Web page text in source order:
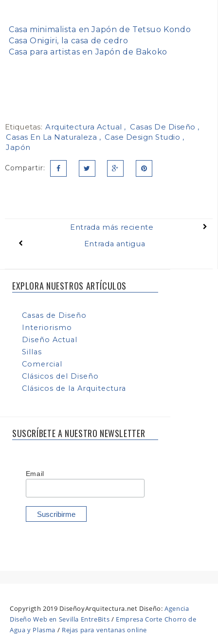
Casa minimalista en Japón de Tetsuo Kondo
Casa Onigiri, la casa de cedro
Casa para artistas en Japón de Bakoko
Etiquetas: Arquitectura Actual
Casas De Diseño
Casas En La Naturaleza
Case Design Studio
Japón
Compartir:
Entrada más reciente
Entrada antigua
EXPLORA NUESTROS ARTÍCULOS
Casas de Diseño
Interiorismo
Diseño Actual
Sillas
Comercial
Clásicos del Diseño
Clásicos de la Arquitectura
SUSCRÍBETE A NUESTRO NEWSLETTER
Email
Copyrigth 2019 DiseñoyArquitectura.net Diseño:Agencia
Diseño Web en Sevilla EntreBits / Empresa Corte Chorro de
Agua y Plasma / Rejas para ventanas online